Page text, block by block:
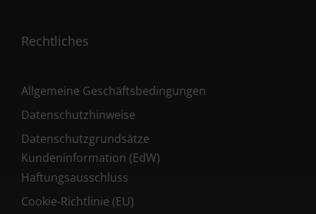
Rechtliches
Allgemeine Geschäftsbedingungen
Datenschutzhinweise
Datenschutzgrundsätze
Kundeninformation (EdW)
Haftungsausschluss
Cookie-Richtlinie (EU)